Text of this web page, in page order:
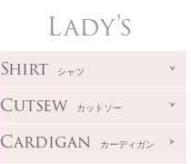
Lady's
Shirt シャツ
Cutsew カットソー
Cardigan カーディガン